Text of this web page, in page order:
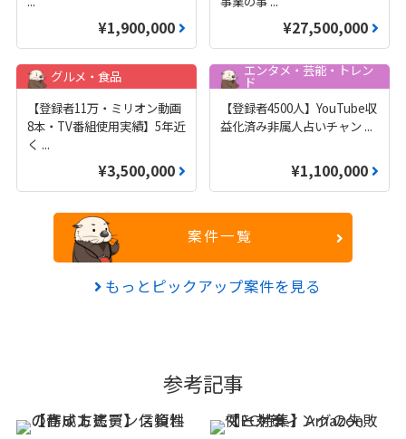
¥1,900,000 ¥27,500,000
グルメ・食品
【登録者11万・ミリオン動画
8本・TV番組使用実績】5年近
く ...
¥3,500,000
エンタメ・芸能・トレン
ド
【登録者4500人】YouTube収
益化済み非属人占いチャン ...
¥1,100,000
案件一覧
もっとピックアップ案件を見る
参考記事